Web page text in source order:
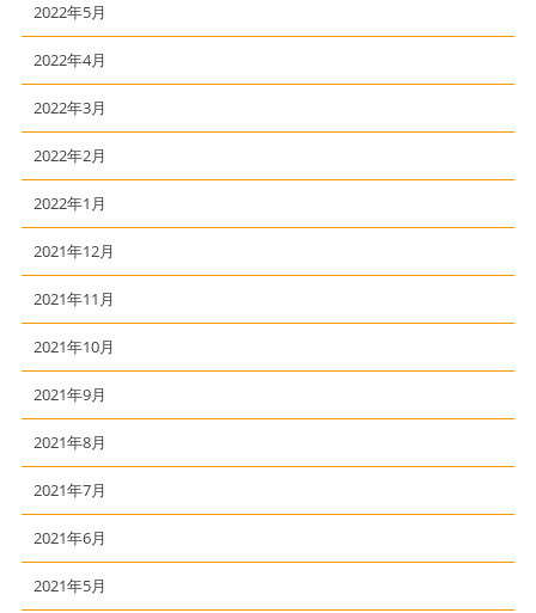
2022年5月
2022年4月
2022年3月
2022年2月
2022年1月
2021年12月
2021年11月
2021年10月
2021年9月
2021年8月
2021年7月
2021年6月
2021年5月